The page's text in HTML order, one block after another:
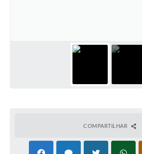
COMPARTILHAR